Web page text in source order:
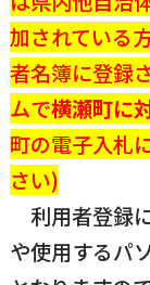
加されている
者名簿に登録
ムで横瀬町に
町の電子入札
さい)
利用者登録
や使用するパ